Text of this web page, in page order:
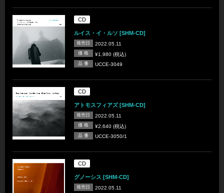
CD
ルイス・イ・ルソ [SHM-CD]
発売日 2022.05.11
価 格 ¥1,980 (税込)
品 番 UCCE-3049
CD
アトモスフィアズ [SHM-CD]
発売日 2022.05.11
価 格 ¥2,640 (税込)
品 番 UCCE-3050/1
CD
グノーシス [SHM-CD]
発売日 2022.05.11